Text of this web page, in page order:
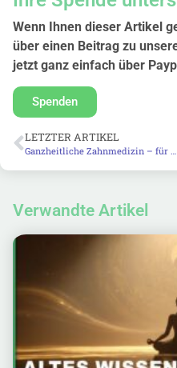
Wenn Ihnen dieser Artikel
über einen Beitrag zu
jetzt ganz einfach über
Spenden
LETZTER ARTIKEL
Ganzheitliche Zahnmedizin – für ein neues Lebensgefühl
Verwandte Artikel